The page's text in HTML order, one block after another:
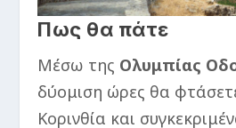
Πως θα πάτε
Μέσω της Ολυμπίας
δύομιση ώρες θα
Κορινθία και